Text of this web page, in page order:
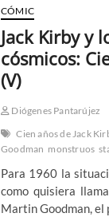
mucho
tiempo
y
desde
una
lejana,
por
fin
Mandalorian
CÓMIC
Jack Kirby y
cósmicos:
(V)
Diógenes Pantarújez
Cien años de Jack
Goodman monstruos
Para 1960 la
como quisiera
Martin Goodman,